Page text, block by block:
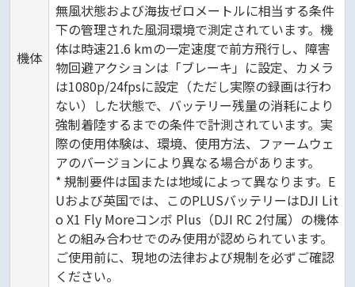
機体
無風状態および海抜ゼロメートルに相当する条件
下の管理された風洞環境で測定されています。機
体は時速21.6 kmの一定速度で前方飛行し、障害
物回避アクションは「ブレーキ」に設定、カメラ
は1080p/24fpsに設定（ただし実際の録画は行わ
ない）した状態で、バッテリー残量の消耗により
強制着陸するまでの条件で計測されています。実
際の使用体験は、環境、使用方法、ファームウェ
アのバージョンにより異なる場合があります。
* 規制要件は国または地域によって異なります。E
Uおよび英国では、このPLUSバッテリーはDJI Lit
o X1 Fly Moreコンボ Plus（DJI RC 2付属）の機体
との組み合わせでのみ使用が認められています。
ご使用前に、現地の法律および規制を必ずご確認
ください。